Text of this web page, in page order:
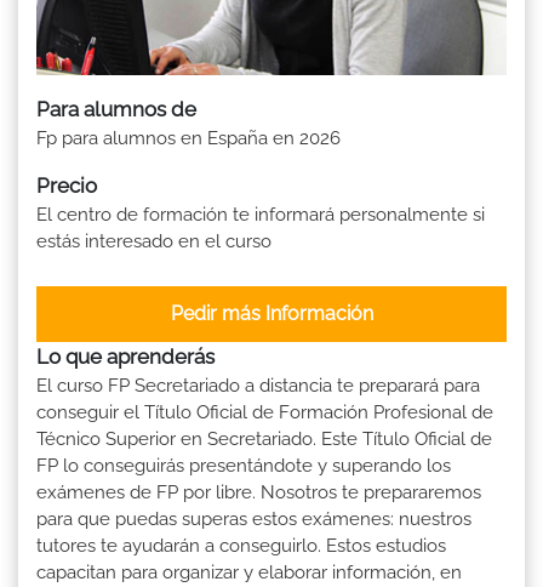
Para alumnos de
Fp para alumnos en España en 2026
Precio
El centro de formación te informará personalmente si
estás interesado en el curso
Pedir más Información
Lo que aprenderás
El curso FP Secretariado a distancia te preparará para
conseguir el Título Oficial de Formación Profesional de
Técnico Superior en Secretariado. Este Título Oficial de
FP lo conseguirás presentándote y superando los
exámenes de FP por libre. Nosotros te prepararemos
para que puedas superas estos exámenes: nuestros
tutores te ayudarán a conseguirlo. Estos estudios
capacitan para organizar y elaborar información, en